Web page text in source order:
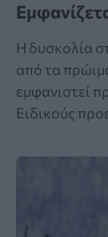
Η δυσκολία
από τα
εμφανιστεί
Ειδικούς